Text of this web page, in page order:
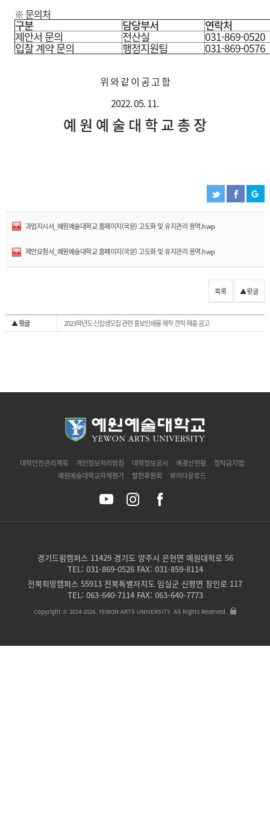
※ 문의처
구분 담당부서 연락처
제안서 문의 전산실 031-869-0520
입찰 계약 문의 행정지원팀 031-869-0576
위 와 같 이 공 고 함
2022. 05. 11.
예 원 예 술 대 학 교 총 장
과업지시서_예원예술대학교 홈페이지(국문) 고도화 및 유지관리 용역.hwp
제안요청서_예원예술대학교 홈페이지(국문) 고도화 및 유지관리 용역.hwp
목록 ▲윗글
▲ 윗글 2023학년도 신입생모집 관련 홍보인쇄물 제작 견적 제출 공고
대학안전관리계획 개인정보처리방침 대학정보공시 예결산현황
청탁금지법
예원예술대학교자체평가
발전후원회 뷰어다운로드
경기드림캠퍼스 11429 경기도 양주시 은현면 예원대학로 56
TEL: 031-869-0526 FAX: 031-859-8114
전북희망캠퍼스 55913 전북특별자치도 임실군 신평면 창인로 117
TEL: 063-640-7114 FAX: 063-640-7773
Copyright © 2014-2026. YEWON ARTS UNIVERSITY. All Rights Reserved.